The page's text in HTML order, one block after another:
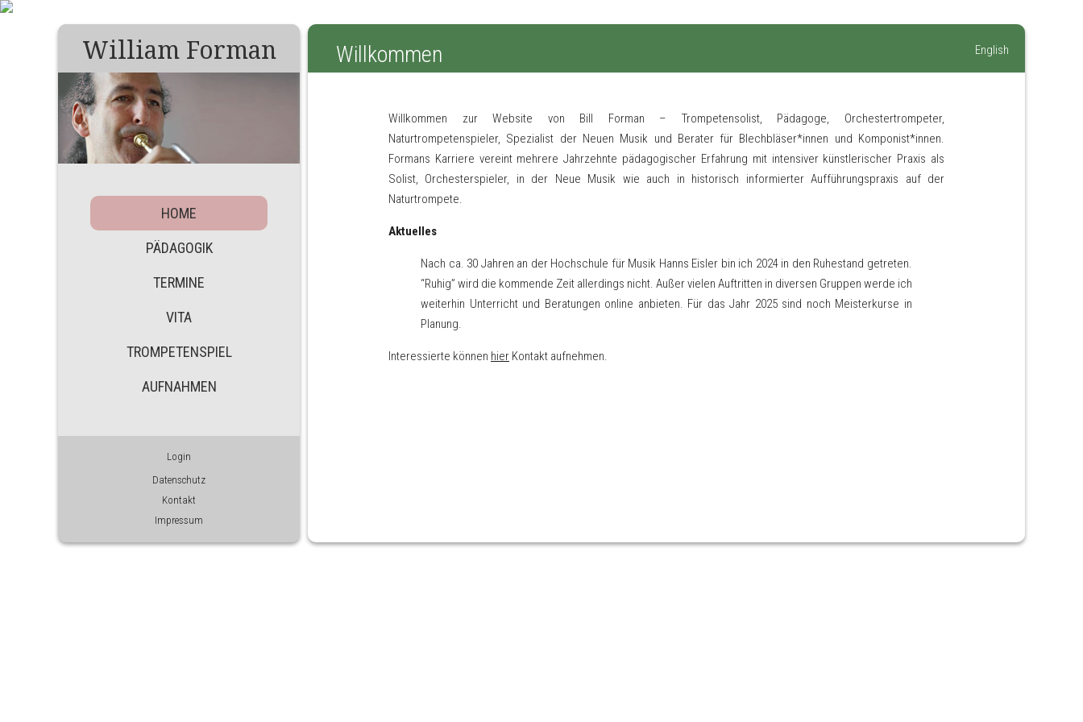
William Forman
HOME
PÄDAGOGIK
TERMINE
VITA
TROMPETENSPIEL
AUFNAHMEN
Login
Datenschutz
Kontakt
Impressum
English
Willkommen
Willkommen zur Website von Bill Forman – Trompetensolist, Pädagoge, Orchestertrompeter,
Naturtrompetenspieler, Spezialist der Neuen Musik und Berater für Blechbläser*innen und Komponist*innen.
Formans Karriere vereint mehrere Jahrzehnte pädagogischer Erfahrung mit intensiver künstlerischer Praxis als
Solist, Orchesterspieler, in der Neue Musik wie auch in historisch informierter Aufführungspraxis auf der
Naturtrompete.
Aktuelles
Nach ca. 30 Jahren an der Hochschule für Musik Hanns Eisler bin ich 2024 in den Ruhestand getreten.
“Ruhig” wird die kommende Zeit allerdings nicht. Außer vielen Auftritten in diversen Gruppen werde ich
weiterhin Unterricht und Beratungen online anbieten. Für das Jahr 2025 sind noch Meisterkurse in
Planung.
Interessierte können hier Kontakt aufnehmen.